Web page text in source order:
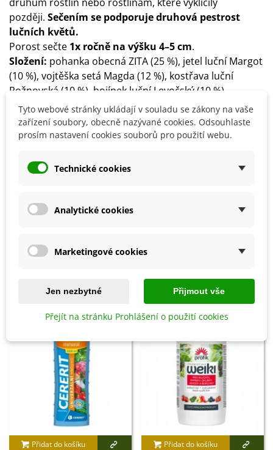
později. Sečením se podporuje druhová pestrost
lučních květů.
Porost sečte 1x ročně na výšku 4–5 cm.
Složení: pohanka obecná ZITA (25 %), jetel luční Margot
(10 %), vojtěška setá Magda (12 %), kostřava luční
Rožnovská (10 %), bojínek luční Levočský (10 %),
svazenka vratičolistá Boratus (10 %), jetel alexandrijský
Faraon (3 %), jetel plazivý Apolo (5 %), mák setý Opál (1
%), hořčice bílá Severka (5 %), jetel nachový Opolska (9
V případě, že během roku dojdou některé
komponenty, budou nahrazeny lepšími či
Přidat do košíku Přidat do košíku
Tyto webové stránky ukládají v souladu se zákony na vaše
zařízení soubory, obecně nazývané cookies. Odsouhlaste
prosím nastavení cookies souborů pro použití webu.
Technické cookies
Analytické cookies
Marketingové cookies
Jen nezbytné Přijmout vše
Přejít na stránku Prohlášení o použití cookies